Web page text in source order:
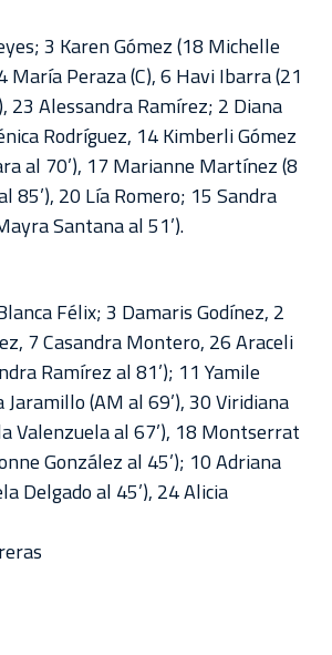
3 Karen Gómez (18 Michelle
María Peraza (C), 6 Havi Ibarra (21
23 Alessandra Ramírez; 2 Diana
Rodríguez, 14 Kimberli Gómez
al 70’), 17 Marianne Martínez (8
85’), 20 Lía Romero; 15 Sandra
Santana al 51’).
Félix; 3 Damaris Godínez, 2
7 Casandra Montero, 26 Araceli
Ramírez al 81’); 11 Yamile
Jaramillo (AM al 69’), 30 Viridiana
Valenzuela al 67’), 18 Montserrat
González al 45’); 10 Adriana
Delgado al 45’), 24 Alicia